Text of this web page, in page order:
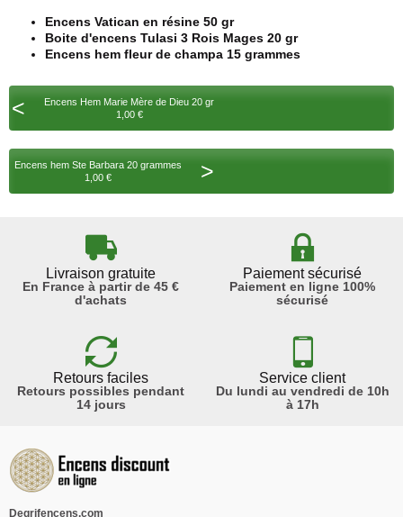
Encens Vatican en résine 50 gr
Boite d'encens Tulasi 3 Rois Mages 20 gr
Encens hem fleur de champa 15 grammes
<
Encens Hem Marie Mère de Dieu 20 gr
1,00 €
Encens hem Ste Barbara 20 grammes
1,00 €
>
Livraison gratuite
En France à partir de 45 €
d'achats
Paiement sécurisé
Paiement en ligne 100%
sécurisé
Retours faciles
Retours possibles pendant
14 jours
Service client
Du lundi au vendredi de 10h
à 17h
Degrifencens.com